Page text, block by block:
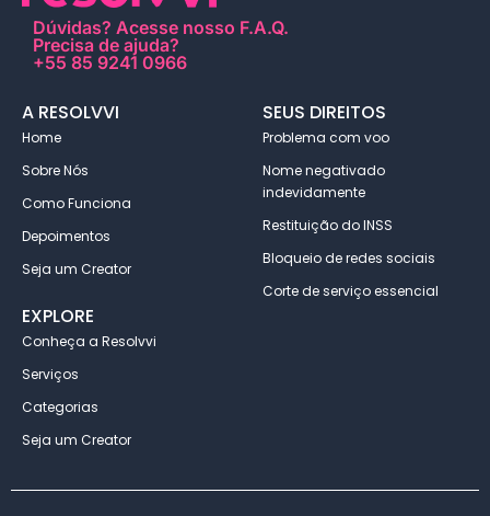
Dúvidas? Acesse nosso F.A.Q.
Precisa de ajuda?
+55 85 9241 0966
A RESOLVVI
Home
Sobre Nós
Como Funciona
Depoimentos
Seja um Creator
SEUS DIREITOS
Problema com voo
Nome negativado
indevidamente
Restituição do INSS
Bloqueio de redes sociais
Corte de serviço essencial
EXPLORE
Conheça a Resolvvi
Serviços
Categorias
Seja um Creator